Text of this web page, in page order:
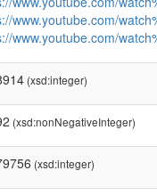
www.youtube.com/
www.youtube.com/
(xsd:integer)
(xsd:nonNegativeInteger)
(xsd:integer)